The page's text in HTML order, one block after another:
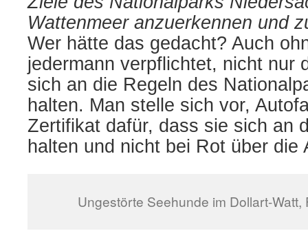
Wattenmeer anzuerkennen und
Wer hätte das gedacht? Auch
jedermann verpflichtet, nicht nur
sich an die Regeln des
halten. Man stelle sich vor,
Zertifikat dafür, dass sie sich an
halten und nicht bei Rot über
Ungestörte Seehunde im Dollart-Watt,